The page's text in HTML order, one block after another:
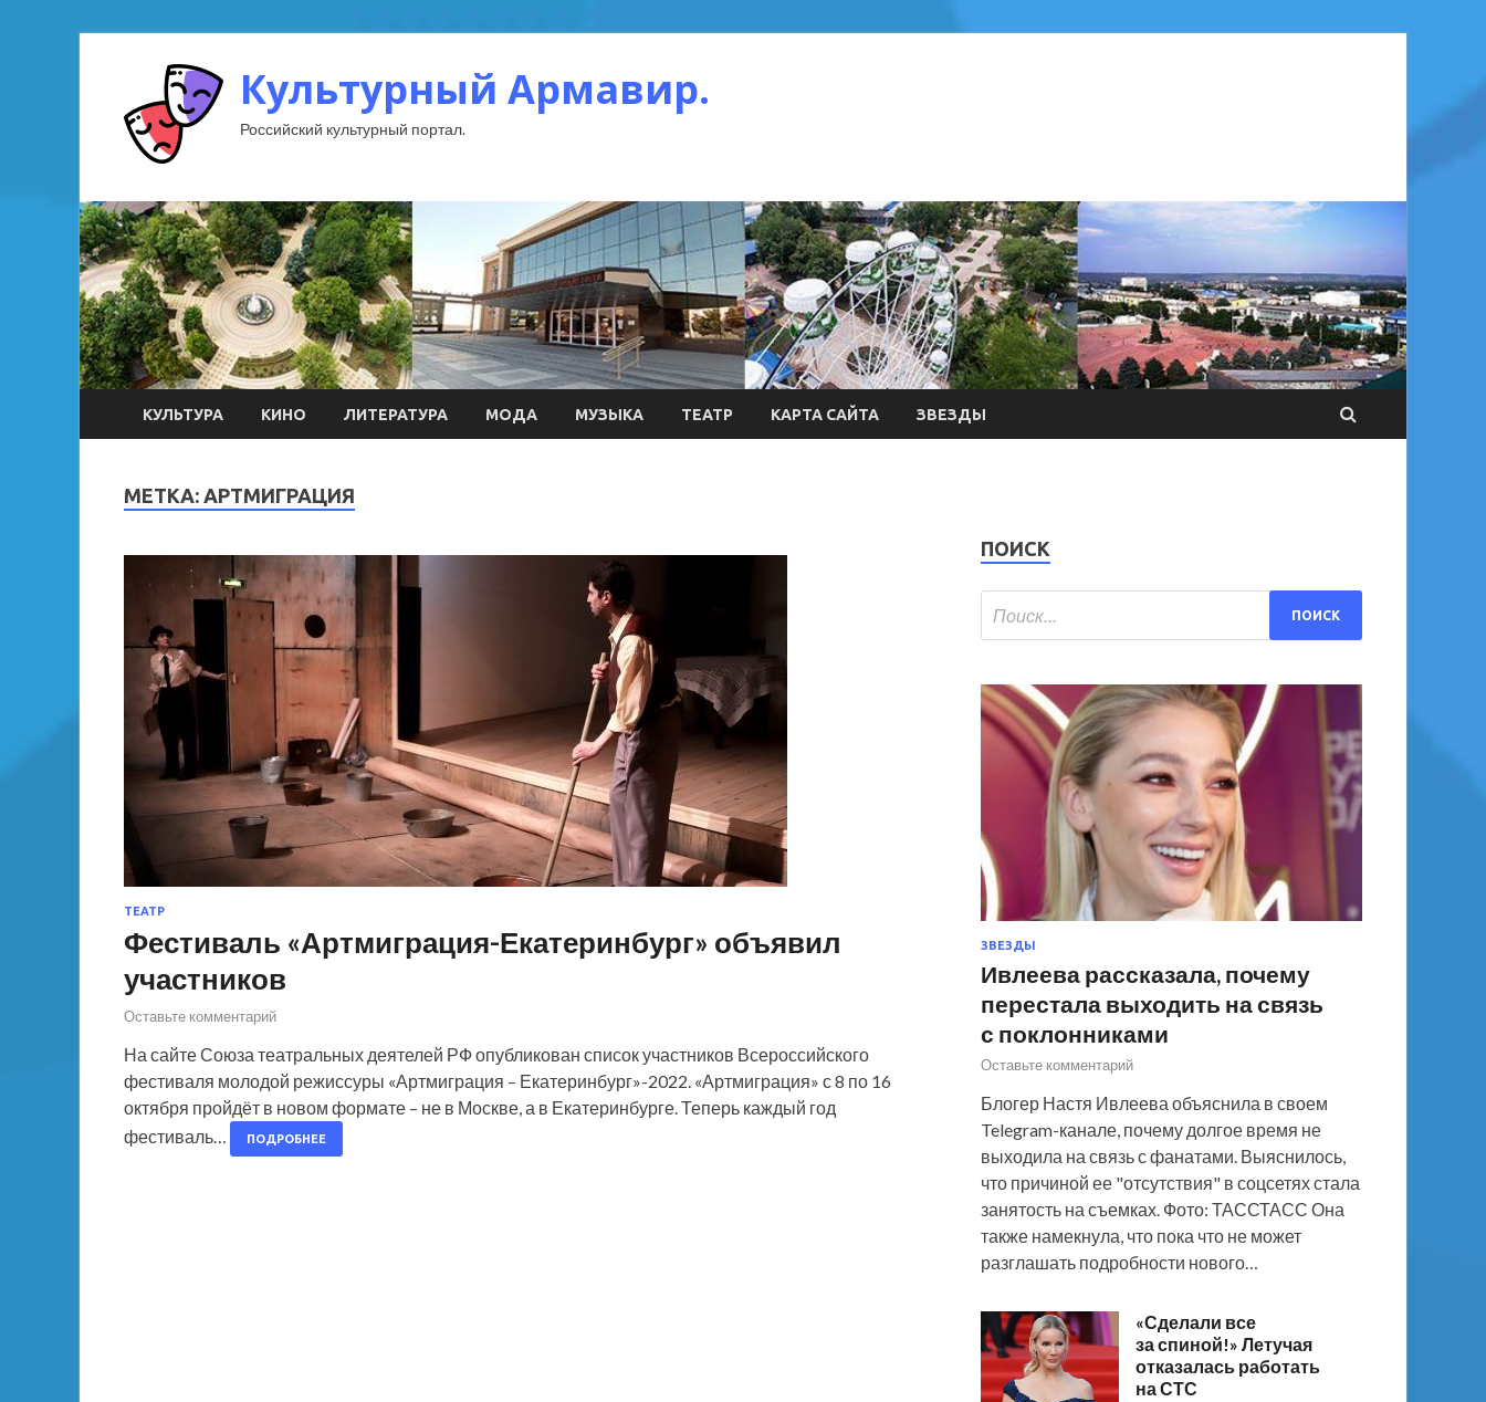
Культурный Армавир.
Российский культурный портал.
КУЛЬТУРА КИНО ЛИТЕРАТУРА МОДА МУЗЫКА ТЕАТР КАРТА САЙТА ЗВЕЗДЫ
МЕТКА: АРТМИГРАЦИЯ
ТЕАТР
Фестиваль «Артмиграция-Екатеринбург» объявил
участников
Оставьте комментарий
На сайте Союза театральных деятелей РФ опубликован список участников Всероссийского
фестиваля молодой режиссуры «Артмиграция – Екатеринбург»-2022. «Артмиграция» с 8 по 16
октября пройдёт в новом формате – не в Москве, а в Екатеринбурге. Теперь каждый год
фестиваль…
ПОДРОБНЕЕ
ПОИСК
ЗВЕЗДЫ
Ивлеева рассказала, почему
перестала выходить на связь
с поклонниками
Оставьте комментарий
Блогер Настя Ивлеева объяснила в своем
Telegram-канале, почему долгое время не
выходила на связь с фанатами. Выяснилось,
что причиной ее "отсутствия" в соцсетях стала
занятость на съемках. Фото: ТАССТАСС Она
также намекнула, что пока что не может
разглашать подробности нового…
«Сделали все
за спиной!» Летучая
отказалась работать
на СТС